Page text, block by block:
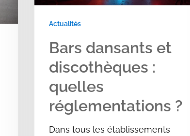
Actualités
Bars dansants et
discothèques :
quelles
réglementations ?
Dans tous les établissements